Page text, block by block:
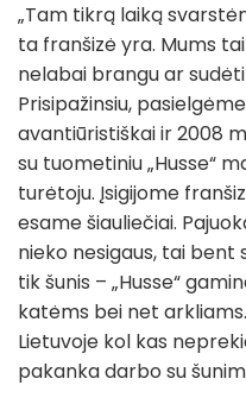
„Tam tikrą laiką
ta franšizė yra. Mums
nelabai brangu ar
Prisipažinsiu,
avantiūristiškai ir 2008
su tuometiniu „Husse“
turėtoju. Įsigijome
esame šiauliečiai.
nieko nesigaus, tai bent
tik šunis – „Husse“
katėms bei net
Lietuvoje kol kas
pakanka darbo su